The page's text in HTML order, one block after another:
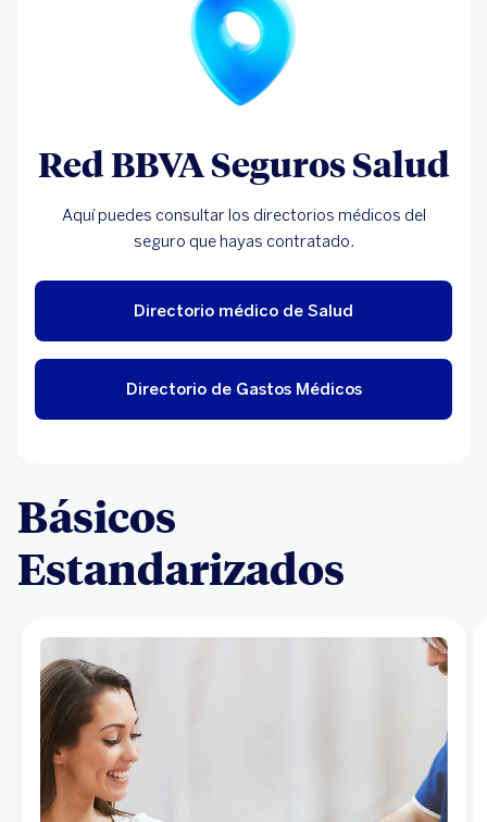
Red BBVA Seguros Salud
Aquí puedes consultar los directorios médicos del
seguro que hayas contratado.
Directorio médico de Salud
Directorio de Gastos Médicos
Básicos
Estandarizados